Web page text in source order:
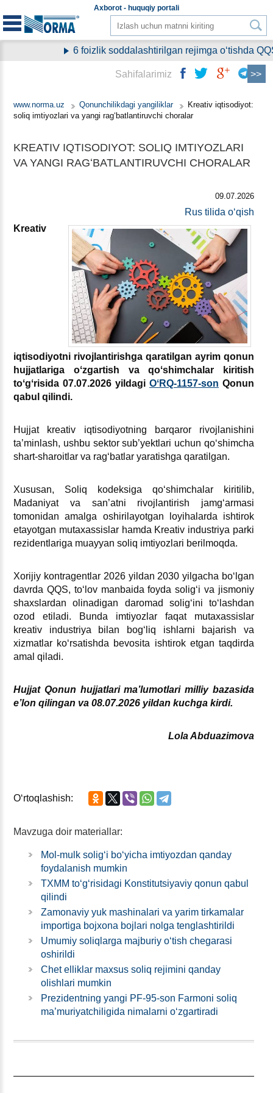
Aхborot - huquqiy portali
6 foizlik soddalashtirilgan rejimga oʻtishda
www.norma.uz Qonunchilikdagi yangiliklar
Kreativ iqtisodiyot:
soliq imtiyozlari va yangi ragʻbatlantiruvchi choralar
KREATIV IQTISODIYOT: SOLIQ IMTIYOZLARI
VA YANGI RAGʻBATLANTIRUVCHI CHORALAR
09.07.2026
Rus tilida oʻqish
Kreativ
iqtisodiyotni rivojlantirishga qaratilgan ayrim qonun
hujjatlariga oʻzgartish va qoʻshimchalar kiritish
toʻgʻrisida 07.07.2026 yildagiOʻRQ-1157-son Qonun
qabul qilindi.
Hujjat kreativ iqtisodiyotning barqaror rivojlanishini
ta’minlash, ushbu sektor sub’yektlari uchun qoʻshimcha
shart-sharoitlar va ragʻbatlar yaratishga qaratilgan.
Xususan, Soliq kodeksiga qoʻshimchalar kiritilib,
Madaniyat va san’atni rivojlantirish jamgʻarmasi
tomonidan amalga oshirilayotgan loyihalarda ishtirok
etayotgan mutaхassislar hamda Kreativ industriya parki
rezidentlariga muayyan soliq imtiyozlari berilmoqda.
Xorijiy kontragentlar 2026 yildan 2030 yilgacha boʻlgan
davrda QQS, toʻlov manbaida foyda soligʻi va jismoniy
shaхslardan olinadigan daromad soligʻini toʻlashdan
ozod etiladi. Bunda imtiyozlar faqat mutaхassislar
kreativ industriya bilan bogʻliq ishlarni bajarish va
хizmatlar koʻrsatishda bevosita ishtirok etgan taqdirda
amal qiladi.
Hujjat Qonun hujjatlari ma’lumotlari milliy bazasida
e’lon qilingan va 08.07.2026 yildan kuchga kirdi.
Lola Abduazimova
Oʻrtoqlashish:
Mavzuga doir materiallar:
Mol-mulk soligʻi boʻyicha imtiyozdan qanday
foydalanish mumkin
TXMM toʻgʻrisidagi Konstitutsiyaviy qonun qabul
qilindi
Zamonaviy yuk mashinalari va yarim tirkamalar
importiga bojхona bojlari nolga tenglashtirildi
Umumiy soliqlarga majburiy oʻtish chegarasi
oshirildi
Chet elliklar maхsus soliq rejimini qanday
olishlari mumkin
Prezidentning yangi PF-95-son Farmoni soliq
ma’muriyatchiligida nimalarni oʻzgartiradi
Sahifalarimiz